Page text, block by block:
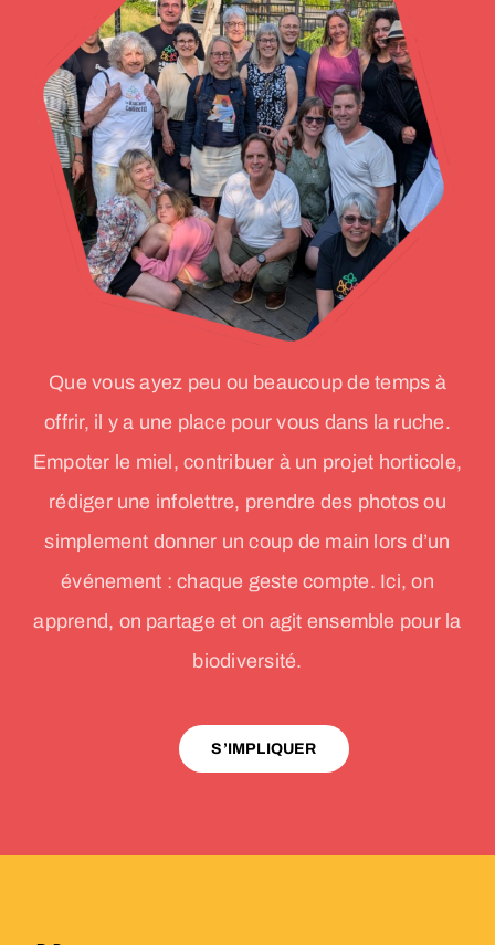
Que vous ayez peu ou beaucoup de temps à
offrir, il y a une place pour vous dans la ruche.
Empoter le miel, contribuer à un projet horticole,
rédiger une infolettre, prendre des photos ou
simplement donner un coup de main lors d’un
événement : chaque geste compte. Ici, on
apprend, on partage et on agit ensemble pour la
biodiversité.
S’IMPLIQUER